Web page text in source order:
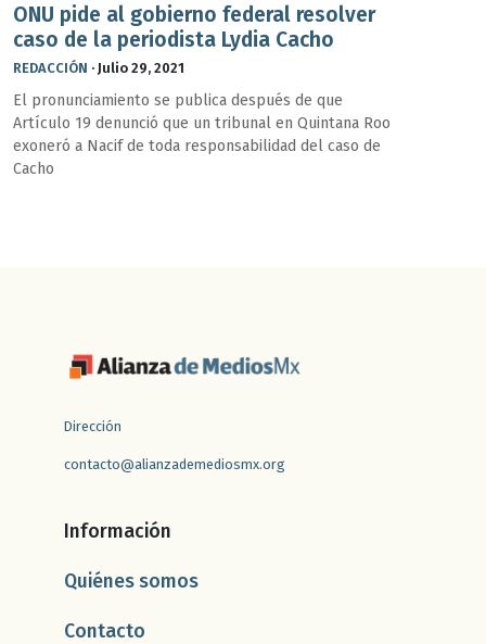
ONU pide al gobierno federal resolver
caso de la periodista Lydia Cacho
REDACCIÓN · Julio 29, 2021
El pronunciamiento se publica después de que
Artículo 19 denunció que un tribunal en Quintana Roo
exoneró a Nacif de toda responsabilidad del caso de
Cacho
Dirección
contacto@alianzademediosmx.org
Información
Quiénes somos
Contacto